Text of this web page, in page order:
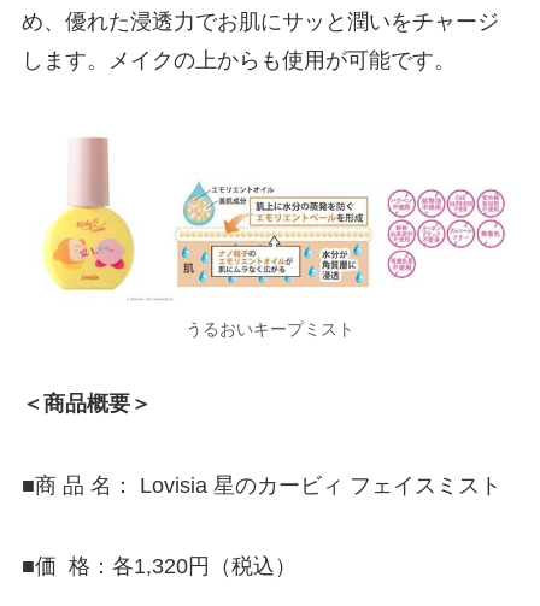
め、優れた浸透力でお肌にサッと潤いをチャージ
します。メイクの上からも使用が可能です。
うるおいキープミスト
＜商品概要＞
■商 品 名： Lovisia 星のカービィ フェイスミスト
■価 格：各1,320円（税込）